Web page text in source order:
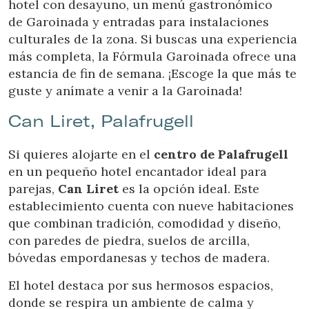
hotel con desayuno, un menú gastronómico
de Garoinada y entradas para instalaciones
culturales de la zona. Si buscas una experiencia
más completa, la Fórmula Garoinada ofrece una
estancia de fin de semana. ¡Escoge la que más te
guste y anímate a venir a la Garoinada!
Can Liret, Palafrugell
Si quieres alojarte en el centro de Palafrugell
en un pequeño hotel encantador ideal para
parejas, Can Liret es la opción ideal. Este
establecimiento cuenta con nueve habitaciones
que combinan tradición, comodidad y diseño,
con paredes de piedra, suelos de arcilla,
bóvedas empordanesas y techos de madera.
El hotel destaca por sus hermosos espacios,
donde se respira un ambiente de calma y